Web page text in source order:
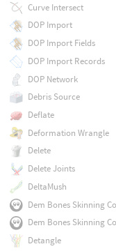
Curve Intersect
DOP Import
DOP Import Fields
DOP Import Records
DOP Network
Debris Source
Deflate
Deformation Wrangle
Delete
Delete Joints
DeltaMush
Dem Bones Skinning
Dem Bones Skinning
Detangle